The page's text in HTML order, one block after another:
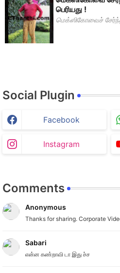
பெரியது !
மெக்ஸிகோவைச்
Social Plugin
Facebook
Instagram
Comments
Anonymous
Thanks for sharing. Corporate
Sabari
என்ன கண்றாவி டா இது ச்ச